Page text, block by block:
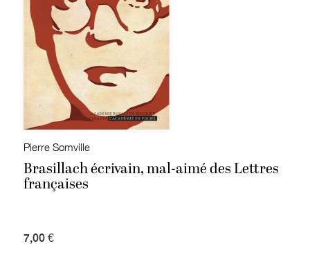
Pierre Somville
Brasillach écrivain, mal-aimé des Lettres
françaises
7,00 €